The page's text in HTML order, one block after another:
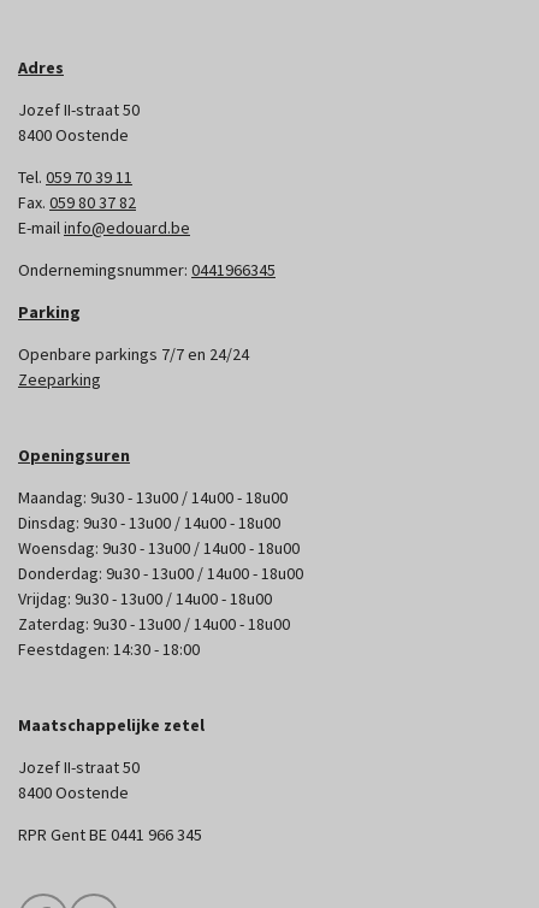
Adres
Jozef II-straat 50
8400 Oostende
Tel. 059 70 39 11
Fax. 059 80 37 82
E-mailinfo@edouard.be
Ondernemingsnummer: 0441966345
Parking
Openbare parkings 7/7 en 24/24
Zeeparking
Openingsuren
Maandag: 9u30 - 13u00 / 14u00 - 18u00
Dinsdag: 9u30 - 13u00 / 14u00 - 18u00
Woensdag: 9u30 - 13u00 / 14u00 - 18u00
Donderdag: 9u30 - 13u00 / 14u00 - 18u00
Vrijdag: 9u30 - 13u00 / 14u00 - 18u00
Zaterdag: 9u30 - 13u00 / 14u00 - 18u00
Feestdagen: 14:30 - 18:00
Maatschappelijke zetel
Jozef II-straat 50
8400 Oostende
RPR Gent BE 0441 966 345